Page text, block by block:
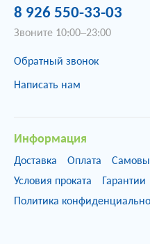
8 926 550-33-03
Звоните 10:00–23:00
Обратный звонок
Написать нам
Информация
Доставка Оплата
Условия проката
Гарантии
Политика